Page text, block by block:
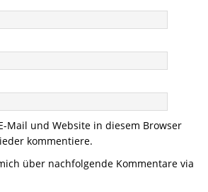
Mail und Website in diesem Browser
kommentiere.
über nachfolgende Kommentare via